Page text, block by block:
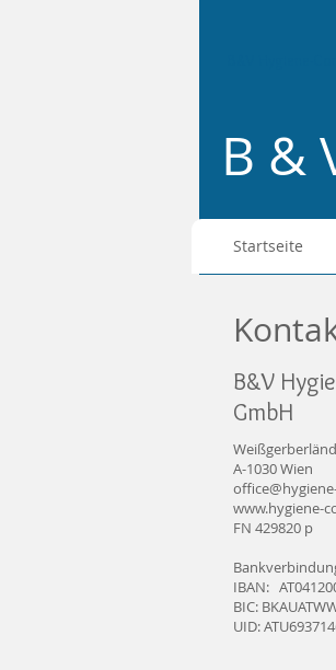
B &
Startseite
B&V
GmbH
A-1030 Wien
www.hygiene-
FN 429820 p
IBAN:
BIC:
UID: